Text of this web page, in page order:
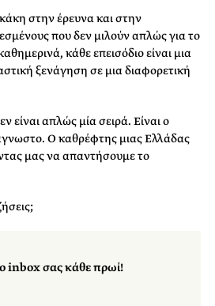
στην έρευνα και στην
που δεν μιλούν απλώς για το
κάθε επεισόδιο είναι μια
ξενάγηση σε μια διαφορετική
είναι απλώς μία σειρά. Είναι ο
Ο καθρέφτης μιας Ελλάδας
μας να απαντήσουμε το
inbox σας κάθε πρωί!